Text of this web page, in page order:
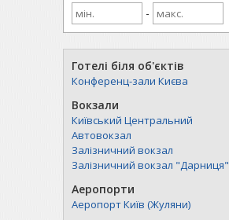
-
Готелі біля об'єктів
Конференц-зали Києва
Вокзали
Київський Центральний
Автовокзал
Залізничний вокзал
Залізничний вокзал "Дарниця"
Аеропорти
Аеропорт Київ (Жуляни)